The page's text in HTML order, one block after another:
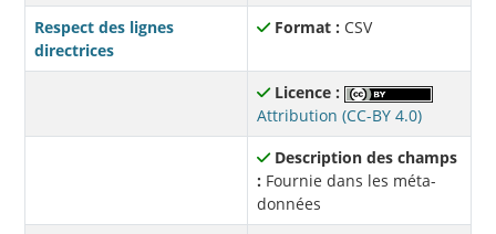
Respect des lignes
directrices
Format : CSV
Licence :
Attribution (CC-BY 4.0)
Description des champs
: Fournie dans les méta-
données